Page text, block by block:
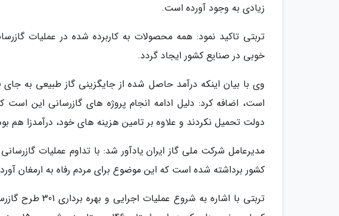
زیادی به وجود آورده است.
تربتی تاکید نمود: همه محصولات به کاربرده شده در عملیات
خوبی در صنایع کشور ایجاد گردد.
است، اضافه کرد: دلیل ادامه انجام پروژه های گازرسانی این است
دولت تحمیل نکردند و علاوه بر تامین هزینه های خود، درآمدزا هم
مدیرعامل شرکت ملی گاز ایران یادآور شد: با تداوم عملیات
کشور برداشته شده است که این موضوع برای مردم رفاه به ارمغان
تربتی با اشاره به